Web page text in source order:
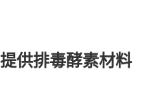
供排毒酵素材料